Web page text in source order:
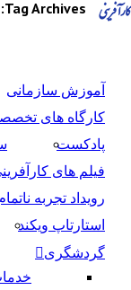
آموزش سازمانی
کارگاه های
پادکست
فیلم های
رویداد تجربه
استارتاپ ویکند
گردشگری
Tag Archives: گردشگری 99